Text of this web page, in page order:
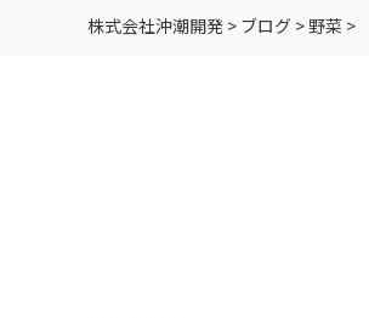
株式会社沖潮開発 > ブログ >野菜 >